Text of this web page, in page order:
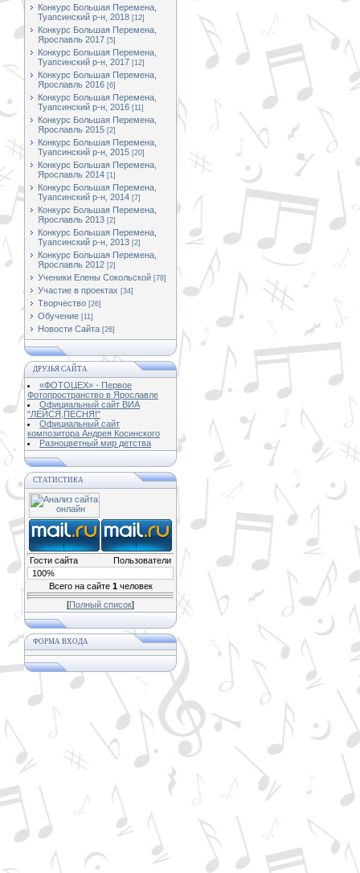
Конкурс Большая Перемена,
Туапсинский р-н, 2018 [12]
Конкурс Большая Перемена,
Ярославль 2017 [5]
Конкурс Большая Перемена,
Туапсинский р-н, 2017 [12]
Конкурс Большая Перемена,
Ярославль 2016 [6]
Конкурс Большая Перемена,
Туапсинский р-н, 2016 [11]
Конкурс Большая Перемена,
Ярославль 2015 [2]
Конкурс Большая Перемена,
Туапсинский р-н, 2015 [20]
Конкурс Большая Перемена,
Ярославль 2014 [1]
Конкурс Большая Перемена,
Туапсинский р-н, 2014 [7]
Конкурс Большая Перемена,
Ярославль 2013 [2]
Конкурс Большая Перемена,
Туапсинский р-н, 2013 [2]
Конкурс Большая Перемена,
Ярославль 2012 [2]
Ученики Елены Сокольской [78]
Участие в проектах [34]
Творчество [26]
Обучение [11]
Новости Сайта [26]
ДРУЗЬЯ САЙТА
«ФОТОЦЕХ» - Первое
Фотопространство в Ярославле
Официальный сайт ВИА
"ЛЕЙСЯ,ПЕСНЯ!"
Официальный сайт
композитора Андрея Косинского
Разноцветный мир детства
СТАТИСТИКА
Гости сайта
Пользователи
100%
Всего на сайте 1человек
[Полный список]
ФОРМА ВХОДА